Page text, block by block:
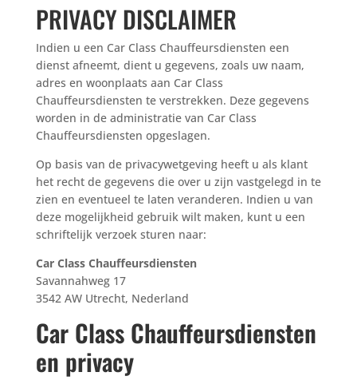
PRIVACY DISCLAIMER
Indien u een Car Class Chauffeursdiensten een
dienst afneemt, dient u gegevens, zoals uw naam,
adres en woonplaats aan Car Class
Chauffeursdiensten te verstrekken. Deze gegevens
worden in de administratie van Car Class
Chauffeursdiensten opgeslagen.
Op basis van de privacywetgeving heeft u als klant
het recht de gegevens die over u zijn vastgelegd in te
zien en eventueel te laten veranderen. Indien u van
deze mogelijkheid gebruik wilt maken, kunt u een
schriftelijk verzoek sturen naar:
Car Class Chauffeursdiensten
Savannahweg 17
3542 AW Utrecht, Nederland
Car Class Chauffeursdiensten
en privacy